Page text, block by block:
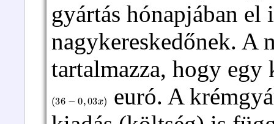
gyártás hónapjában el
nagykereskedőnek. A
tartalmazza, hogy egy
(36 ,03x
euró. A